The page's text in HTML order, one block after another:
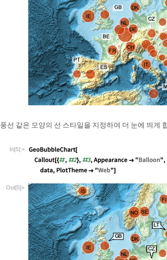
풍선 같은 모양의 선 스타일을 지정하여 더 눈에 띄게
In[5]:=
Out[5]=